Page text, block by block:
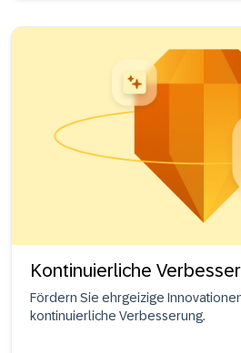
Kontinuierliche
Fördern Sie ehrgeizige
kontinuierliche Verbesserung.